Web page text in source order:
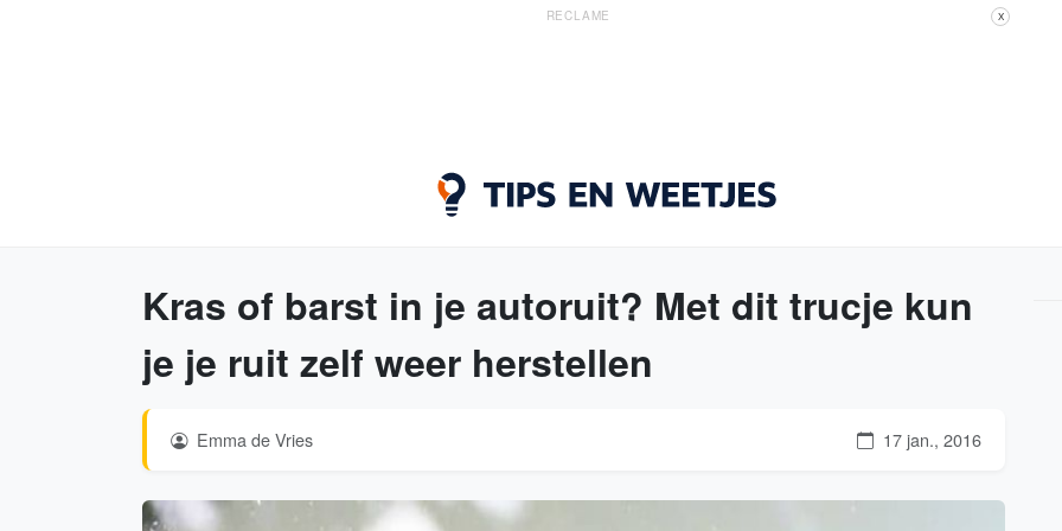
RECLAME X
Kras of barst in je autoruit? Met dit trucje kun
je je ruit zelf weer herstellen
Emma de Vries 17 jan., 2016